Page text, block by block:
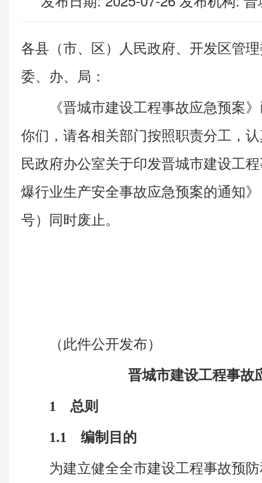
各县（市、区）人民政府、开发区管
委、办、局：
《晋城市建设工程事故应急预案
你们，请各相关部门按照职责分工，
民政府办公室关于印发晋城市建设工
爆行业生产安全事故应急预案的通知
号）同时废止。
（此件公开发布）
晋城市建设工程事故
1 总则
1.1 编制目的
为建立健全全市建设工程事故预